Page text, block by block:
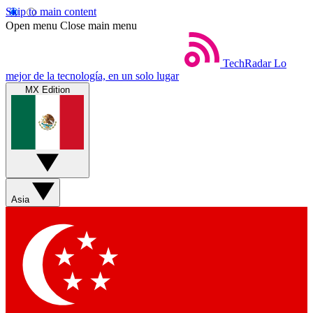
Skip to main content
Open menu Close main menu
TechRadar Lo
mejor de la tecnología, en un solo lugar
MX Edition
Asia